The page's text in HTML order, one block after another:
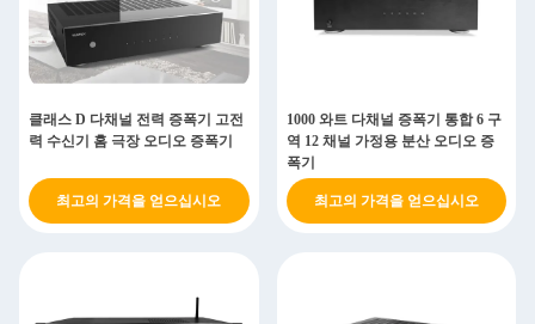
클래스 D 다채널 전력 증폭기 고전
력 수신기 홈 극장 오디오 증폭기
최고의 가격을 얻으십시오
1000 와트 다채널 증폭기 통합 6 구
역 12 채널 가정용 분산 오디오 증
폭기
최고의 가격을 얻으십시오